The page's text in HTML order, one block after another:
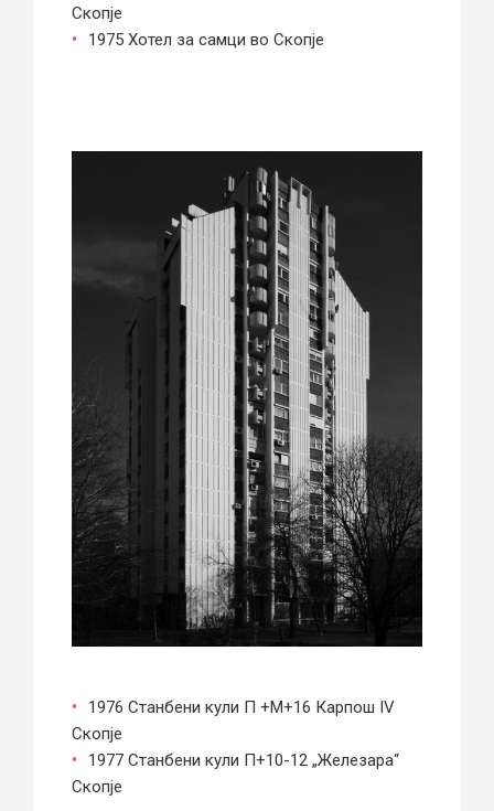
Скопје
1975 Хотел за самци во Скопје
1976 Станбени кули П +М+16 Карпош IV
Скопје
1977 Станбени кули П+10-12 „Железара“
Скопје